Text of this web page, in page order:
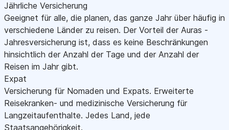
Jährliche Versicherung
Geeignet für alle, die planen, das ganze Jahr über häufig in
verschiedene Länder zu reisen. Der Vorteil der Auras -
Jahresversicherung ist, dass es keine Beschränkungen
hinsichtlich der Anzahl der Tage und der Anzahl der
Reisen im Jahr gibt.
Expat
Versicherung für Nomaden und Expats. Erweiterte
Reisekranken- und medizinische Versicherung für
Langzeitaufenthalte. Jedes Land, jede
Staatsangehörigkeit.